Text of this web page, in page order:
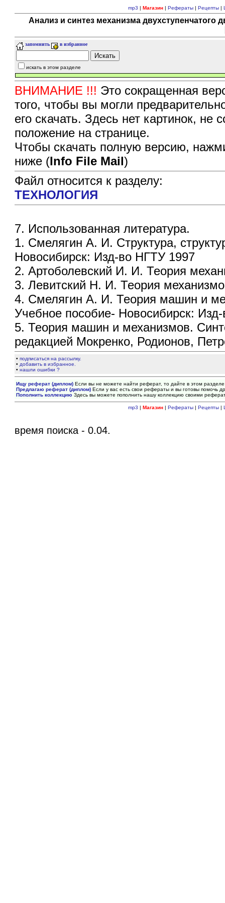
mp3 | Магазин| Рефераты| Рецепты|
Анализ и синтез механизма двухступенчатого
запомнить в избранное
искать в этом разделе
ВНИМАНИЕ !!! Это сокращенная
того, чтобы вы могли
его скачать. Здесь нет картинок,
положение на странице.
Чтобы скачать полную версию,
ниже (Info File Mail)
Файл относится к разделу:
ТЕХHОЛОГИЯ
7. Использованная литература.
1. Смелягин А. И. Структура,
Новосибирск: Изд-во НГТУ 1997
2. Артоболевский И. И. Теория
3. Левитский Н. И. Теория
4. Смелягин А. И. Теория машин и
Учебное пособие- Новосибирск:
5. Теория машин и механизмов.
редакцией Мокренко, Родионов,
•подписаться на рассылку.
• добавить в избранное.
•нашли ошибки ?
Ищу реферат (диплом) Если вы не можете найти реферат, то дайте в этом
Предлагаю реферат (диплом) Если у вас есть свои рефераты и вы готовы помочь
Пополнить коллекцию Здесь вы можете пополнить нашу коллекцию своими
mp3 | Магазин| Рефераты| Рецепты|
время поиска - 0.04.